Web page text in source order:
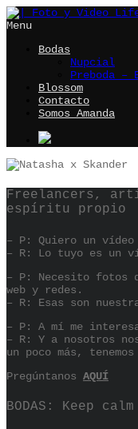
Menu
Bodas
Nupcial
Preboda –
Blossom
Contacto
Somos Amanda
Freelancers,
espíritu propio
– P: Quiero un vídeo
– R: Lo tuyo es un
– P: Necesito fotos
web y redes.
– R: Esas son
– P: A mí me
– R: Y a nosotros
un poco más,
Pregúntanos AQUÍ
BODAS: Keep